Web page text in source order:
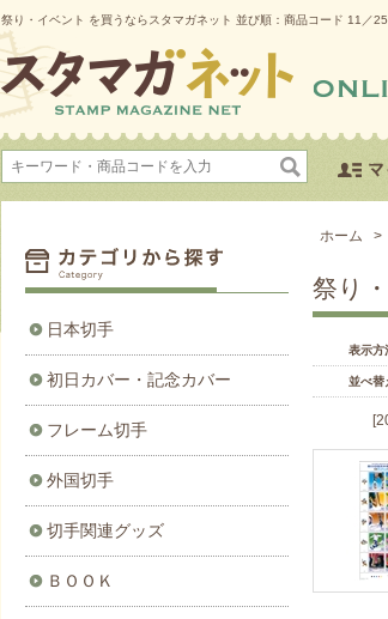
祭り・イベント を買うならスタマガネット 並び順：商品コード 11／
ホーム >
祭り
表示方
並べ替
日本切手
初日カバー・記念カバー
フレーム切手
外国切手
切手関連グッズ
ＢＯＯＫ